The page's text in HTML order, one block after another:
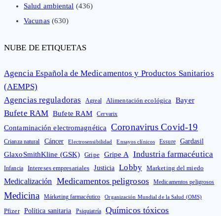
Salud ambiental (436)
Vacunas(630)
NUBE DE ETIQUETAS
Agencia Española de Medicamentos y Productos Sanitarios
(AEMPS)
Agencias reguladoras
Agreal Alimentación ecológica Bayer
Bufete RAM Bufete RAM Cervarix
Contaminación electromagnética Coronavirus Covid-19
Crianza natural Cáncer Electrosensibilidad Ensayos clínicos Essure Gardasil
GlaxoSmithKline (GSK) Gripe Gripe A Industria farmacéutica
Infancia Intereses empresariales Justicia Lobby Marketing del miedo
Medicalización Medicamentos peligrosos Medicamentos peligrosos
Medicina Márketing farmacéutico Organización Mundial de la Salud (OMS)
Pfizer Política sanitaria Psiquiatría Químicos tóxicos